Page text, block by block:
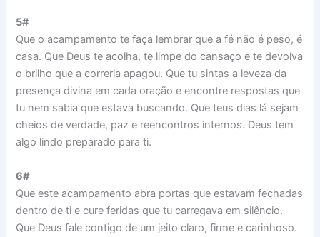
5#
Que o acampamento te faça lembrar que a fé não é peso, é
casa. Que Deus te acolha, te limpe do cansaço e te devolva
o brilho que a correria apagou. Que tu sintas a leveza da
presença divina em cada oração e encontre respostas que
tu nem sabia que estava buscando. Que teus dias lá sejam
cheios de verdade, paz e reencontros internos. Deus tem
algo lindo preparado para ti.
6#
Que este acampamento abra portas que estavam fechadas
dentro de ti e cure feridas que tu carregava em silêncio.
Que Deus fale contigo de um jeito claro, firme e carinhoso.